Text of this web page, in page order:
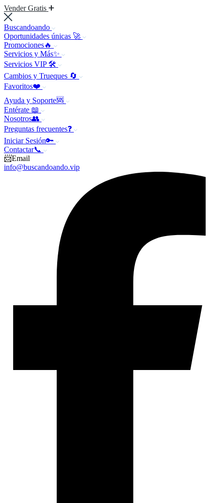
Vender Gratis
Buscandoando
Oportunidades únicas 🚀
Promociones🔥
Servicios y Más✨
Servicios VIP 🛠️
Cambios y Trueques 🔄
Favoritos❤️
Ayuda y Soporte🆘
Entérate 📖
Nosotros👥
Preguntas frecuentes❓
Iniciar Sesión🔑
Contactar📞
📨Email
info@buscandoando.vip